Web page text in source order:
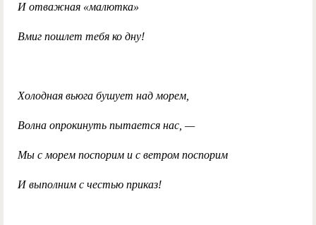
И отважная «малютка»
Вмиг пошлет тебя ко дну!
Холодная вьюга бушует над морем,
Волна опрокинуть пытается нас, —
Мы с морем поспорим и с ветром поспорим
И выполним с честью приказ!